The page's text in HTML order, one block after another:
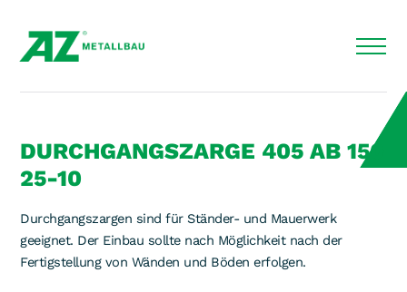
DURCHGANGSZARGE 405 AB 150
25-10
Durchgangszargen sind für Ständer- und Mauerwerk
geeignet. Der Einbau sollte nach Möglichkeit nach der
Fertigstellung von Wänden und Böden erfolgen.